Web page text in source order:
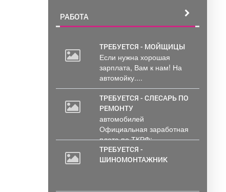
РАБОТА
ТРЕБУЕТСЯ - МОЙЩИЦЫ
Если нужна хорошая
зарплата, Вам к нам! На
автомойку....
ТРЕБУЕТСЯ - СЛЕСАРЬ ПО
РЕМОНТУ
автомобилей
Официальная заработная
плата по ТКРФ;
социальные гарантии и
уверенность в...
ТРЕБУЕТСЯ -
ШИНОМОНТАЖНИК